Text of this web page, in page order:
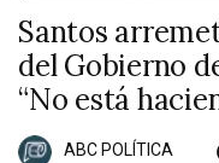
Santos
del Gobierno
“No está
ABC POLÍTICA